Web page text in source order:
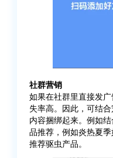
社群营销
如果在社群里直接发
失率高。因此，可结
内容捆绑起来。例如
品推荐，例如炎热夏
推荐驱虫产品。